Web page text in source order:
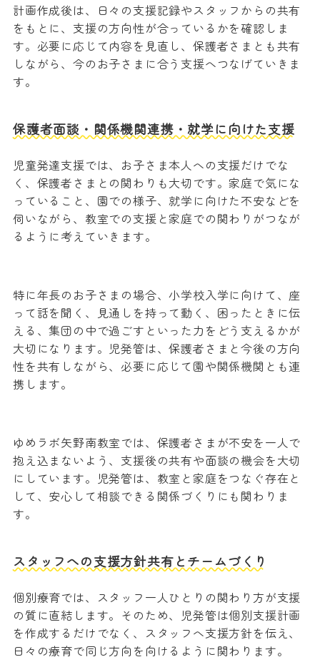
計画作成後は、日々の支援記録やスタッフからの共有
をもとに、支援の方向性が合っているかを確認しま
す。必要に応じて内容を見直し、保護者さまとも共有
しながら、今のお子さまに合う支援へつなげていきま
す。
保護者面談・関係機関連携・就学に向けた支援
児童発達支援では、お子さま本人への支援だけでな
く、保護者さまとの関わりも大切です。家庭で気にな
っていること、園での様子、就学に向けた不安などを
伺いながら、教室での支援と家庭での関わりがつなが
るように考えていきます。
特に年長のお子さまの場合、小学校入学に向けて、座
って話を聞く、見通しを持って動く、困ったときに伝
える、集団の中で過ごすといった力をどう支えるかが
大切になります。児発管は、保護者さまと今後の方向
性を共有しながら、必要に応じて園や関係機関とも連
携します。
ゆめラボ矢野南教室では、保護者さまが不安を一人で
抱え込まないよう、支援後の共有や面談の機会を大切
にしています。児発管は、教室と家庭をつなぐ存在と
して、安心して相談できる関係づくりにも関わりま
す。
スタッフへの支援方針共有とチームづくり
個別療育では、スタッフ一人ひとりの関わり方が支援
の質に直結します。そのため、児発管は個別支援計画
を作成するだけでなく、スタッフへ支援方針を伝え、
日々の療育で同じ方向を向けるように関わります。